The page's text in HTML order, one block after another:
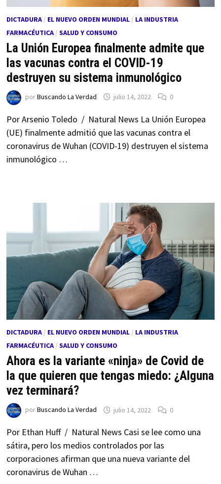
DICTADURA/ EL NUEVO ORDEN MUNDIAL/ LA INDUSTRIA
FARMACÉUTICA/ SALUD Y CONSUMO
La Unión Europea finalmente admite que
las vacunas contra el COVID-19
destruyen su sistema inmunológico
porBuscando La Verdad julio 14, 2022 0
Por Arsenio Toledo / Natural News La Unión Europea
(UE) finalmente admitió que las vacunas contra el
coronavirus de Wuhan (COVID-19) destruyen el sistema
inmunológico …
DICTADURA/ EL NUEVO ORDEN MUNDIAL/ LA INDUSTRIA
FARMACÉUTICA/ SALUD Y CONSUMO
Ahora es la variante «ninja» de Covid de
la que quieren que tengas miedo: ¿Alguna
vez terminará?
porBuscando La Verdad julio 14, 2022 0
Por Ethan Huff / Natural News Casi se lee como una
sátira, pero los medios controlados por las
corporaciones afirman que una nueva variante del
coronavirus de Wuhan …